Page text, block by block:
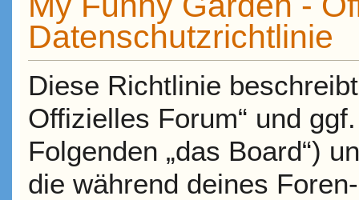
Datenschutzrichtlinie
Diese Richtlinie
Offizielles Forum“ und
Folgenden „das Board“)
die während deines